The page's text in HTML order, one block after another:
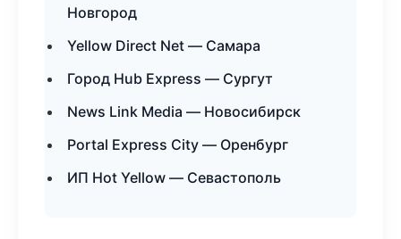
Новгород
Yellow Direct Net — Самара
Город Hub Express — Сургут
News Link Media — Новосибирск
Portal Express City — Оренбург
ИП Hot Yellow — Севастополь